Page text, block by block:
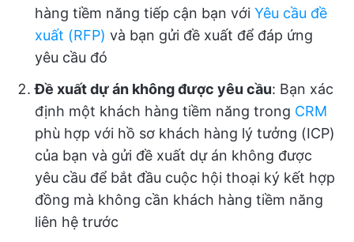
hàng tiềm năng tiếp cận bạn với Yêu cầu đề
xuất (RFP) và bạn gửi đề xuất để đáp ứng
yêu cầu đó
Đề xuất dự án không được yêu cầu: Bạn xác
định một khách hàng tiềm năng trong CRM
phù hợp với hồ sơ khách hàng lý tưởng (ICP)
của bạn và gửi đề xuất dự án không được
yêu cầu để bắt đầu cuộc hội thoại ký kết hợp
đồng mà không cần khách hàng tiềm năng
liên hệ trước